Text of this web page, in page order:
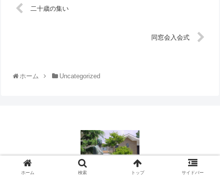
二十歳の集い
同窓会入会式
ホーム Uncategorized
© 2014 西遠女子学園同窓会ブログ.
ホーム 検索 トップ サイドバー